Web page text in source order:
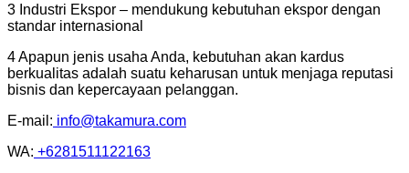
3 Industri Ekspor – mendukung kebutuhan ekspor dengan
standar internasional
4 Apapun jenis usaha Anda, kebutuhan akan kardus
berkualitas adalah suatu keharusan untuk menjaga reputasi
bisnis dan kepercayaan pelanggan.
E-mail: info@takamura.com
WA: +6281511122163